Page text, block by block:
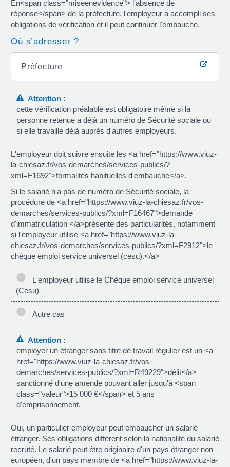
En<span class="miseenevidence"> l'absence de
réponse</span> de la préfecture, l'employeur a accompli ses
obligations de vérification et il peut continuer l'embauche.
Où s’adresser ?
Préfecture
Attention :
cette vérification préalable est obligatoire même si la
personne retenue a déjà un numéro de Sécurité sociale ou
si elle travaille déjà auprès d'autres employeurs.
L'employeur doit suivre ensuite les <a href="https://www.viuz-
la-chiesaz.fr/vos-demarches/services-publics/?
xml=F1692">formalités habituelles d'embauche</a>.
Si le salarié n'a pas de numéro de Sécurité sociale, la
procédure de <a href="https://www.viuz-la-chiesaz.fr/vos-
demarches/services-publics/?xml=F16467">demande
d'immatriculation </a>présente des particularités, notamment
si l'employeur utilise <a href="https://www.viuz-la-
chiesaz.fr/vos-demarches/services-publics/?xml=F2912">le
chèque emploi service universel (cesu).</a>
L'employeur utilise le Chèque emploi service universel
(Cesu)
Autre cas
Attention :
employer un étranger sans titre de travail régulier est un <a
href="https://www.viuz-la-chiesaz.fr/vos-
demarches/services-publics/?xml=R49229">délit</a>
sanctionné d'une amende pouvant aller jusqu'à <span
class="valeur">15 000 €</span> et 5 ans
d'emprisonnement.
Oui, un particulier employeur peut embaucher un salarié
étranger. Ses obligations diffèrent selon la nationalité du salarié
recruté. Le salarié peut être originaire d'un pays étranger non
européen, d'un pays membre de <a href="https://www.viuz-la-